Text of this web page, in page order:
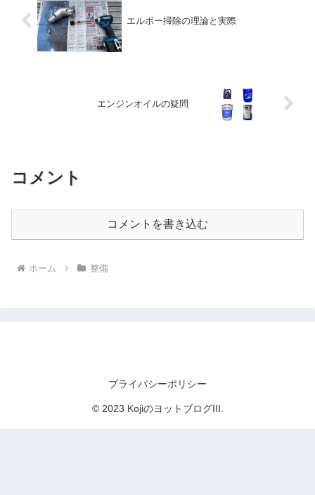
エルボー掃除の理論と実際
エンジンオイルの疑問
コメント
コメントを書き込む
ホーム 整備
プライバシーポリシー
© 2023 KojiのヨットブログIII.